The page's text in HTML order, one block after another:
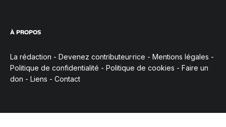
À PROPOS
La rédaction - Devenez contributeur·rice - Mentions légales -
Politique de confidentialité - Politique de cookies - Faire un
don - Liens - Contact